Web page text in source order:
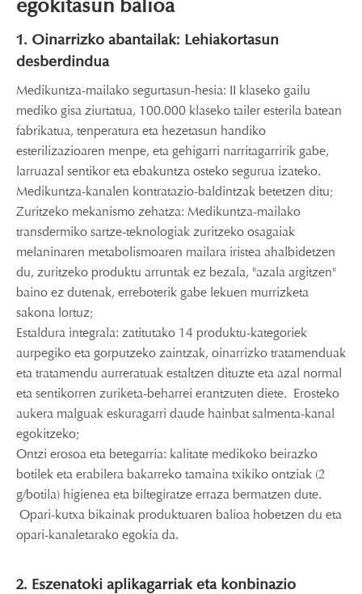
egokitasun balioa
1. Oinarrizko abantailak: Lehiakortasun
desberdindua
Medikuntza-mailako segurtasun-hesia: II klaseko gailu
mediko gisa ziurtatua, 100.000 klaseko tailer esterila batean
fabrikatua, tenperatura eta hezetasun handiko
esterilizazioaren menpe, eta gehigarri narritagarririk gabe,
larruazal sentikor eta ebakuntza osteko segurua izateko.
Medikuntza-kanalen kontratazio-baldintzak betetzen ditu;
Zuritzeko mekanismo zehatza: Medikuntza-mailako
transdermiko sartze-teknologiak zuritzeko osagaiak
melaninaren metabolismoaren mailara iristea ahalbidetzen
du, zuritzeko produktu arruntak ez bezala, "azala argitzen"
baino ez dutenak, erreboterik gabe lekuen murrizketa
sakona lortuz;
Estaldura integrala: zatitutako 14 produktu-kategoriek
aurpegiko eta gorputzeko zaintzak, oinarrizko tratamenduak
eta tratamendu aurreratuak estaltzen dituzte eta azal normal
eta sentikorren zuriketa-beharrei erantzuten diete. Erosteko
aukera malguak eskuragarri daude hainbat salmenta-kanal
egokitzeko;
Ontzi erosoa eta betegarria: kalitate medikoko beirazko
botilek eta erabilera bakarreko tamaina txikiko ontziak (2
g/botila) higienea eta biltegiratze erraza bermatzen dute.
Opari-kutxa bikainak produktuaren balioa hobetzen du eta
opari-kanaletarako egokia da.
2. Eszenatoki aplikagarriak eta konbinazio